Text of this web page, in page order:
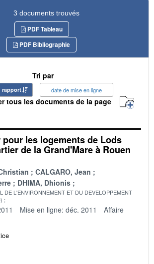
3 documents trouvés
PDF Tableau
PDF Bibliographie
Tri par
rapport date de mise en ligne
tous les documents de la page
pour les logements de Lods
de la Grand'Mare à Rouen
CALGARO, Jean
DHIMA, Dhionis
DE L'ENVIRONNEMENT ET DU DEVELOPPEMENT
Mise en ligne: déc. 2011
Affaire